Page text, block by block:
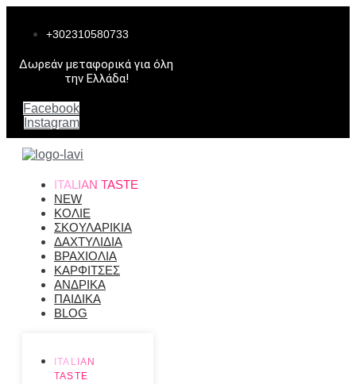
περιεχόμενο+302310580733
Δωρεάν μεταφορικά για όλη
την Ελλάδα!
Facebook
Instagram
ITALIAN TASTE
NEW
ΚΟΛΙΕ
ΣΚΟΥΛΑΡΙΚΙΑ
ΔΑΧΤΥΛΙΔΙΑ
ΒΡΑΧΙΟΛΙΑ
ΚΑΡΦΙΤΣΕΣ
ΑΝΔΡΙΚΑ
ΠΑΙΔΙΚΑ
BLOG
ITALIAN
TASTE